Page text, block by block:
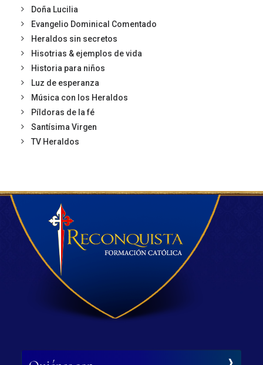
Doña Lucilia
Evangelio Dominical Comentado
Heraldos sin secretos
Hisotrias & ejemplos de vida
Historia para niños
Luz de esperanza
Música con los Heraldos
Píldoras de la fé
Santísima Virgen
TV Heraldos